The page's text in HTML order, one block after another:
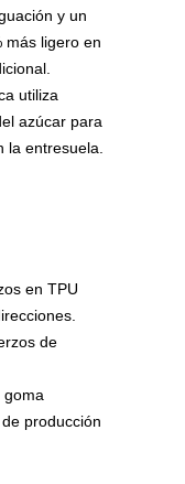
y un
más ligero en
utiliza
azúcar para
la entresuela.
en TPU
de
goma
producción